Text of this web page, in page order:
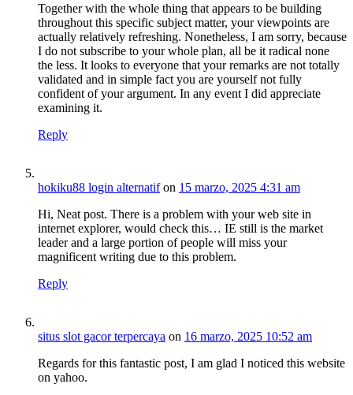
Together with the whole thing that appears to be building
throughout this specific subject matter, your viewpoints are
actually relatively refreshing. Nonetheless, I am sorry, because
I do not subscribe to your whole plan, all be it radical none
the less. It looks to everyone that your remarks are not totally
validated and in simple fact you are yourself not fully
confident of your argument. In any event I did appreciate
examining it.
Reply
hokiku88 login alternatifon 15 marzo, 2025 4:31 am
Hi, Neat post. There is a problem with your web site in
internet explorer, would check this… IE still is the market
leader and a large portion of people will miss your
magnificent writing due to this problem.
Reply
situs slot gacor terpercaya on 16 marzo, 2025 10:52 am
Regards for this fantastic post, I am glad I noticed this website
on yahoo.